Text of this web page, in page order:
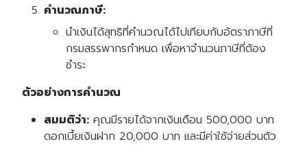
คำนวณภาษี:
นำเงินได้สุทธิที่คำนวณได้ไปเทียบกับอัตราภาษีที่
กรมสรรพากรกำหนด เพื่อหาจำนวนภาษีที่ต้อง
ชำระ
ตัวอย่างการคำนวณ
สมมติว่า: คุณมีรายได้จากเงินเดือน 500,000 บาท
ดอกเบี้ยเงินฝาก 20,000 บาท และมีค่าใช้จ่ายส่วนตัว